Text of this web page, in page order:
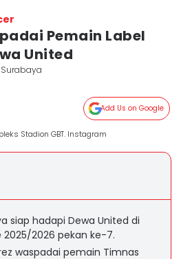
Pemain Label
United
Add Us on Google
Stadion GBT. Instagram
siap hadapi Dewa United di
2025/2026 pekan ke-7.
waspadai pemain Timnas